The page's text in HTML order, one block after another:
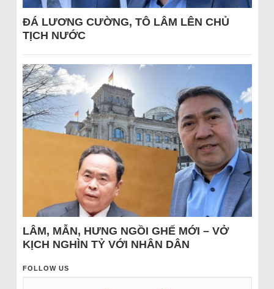
ĐÁ LƯƠNG CƯỜNG, TÔ LÂM LÊN CHỦ
TỊCH NƯỚC
LÂM, MẪN, HƯNG NGỒI GHẾ MỚI – VỞ
KỊCH NGHÌN TỶ VỚI NHÂN DÂN
FOLLOW US